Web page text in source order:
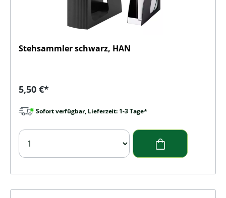
Stehsammler schwarz, HAN
Regulärer Preis:
5,50 €*
Sofort verfügbar, Lieferzeit: 1-3 Tage*